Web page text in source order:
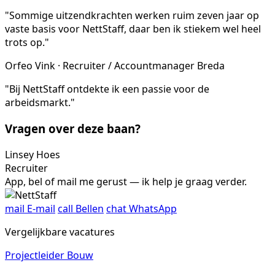
"Sommige uitzendkrachten werken ruim zeven jaar op
vaste basis voor NettStaff, daar ben ik stiekem wel heel
trots op."
Orfeo Vink · Recruiter / Accountmanager Breda
"Bij NettStaff ontdekte ik een passie voor de
arbeidsmarkt."
Vragen over deze baan?
Linsey Hoes
Recruiter
App, bel of mail me gerust — ik help je graag verder.
mail E-mail call Bellen chatWhatsApp
Vergelijkbare vacatures
Projectleider Bouw